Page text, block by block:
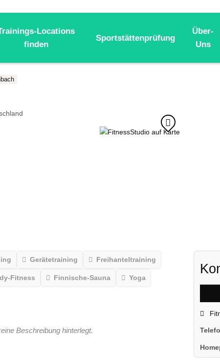
Locations
finden
Sportstättenprüfung
Über-
Uns
Gerätetraining Freihanteltraining
Fitness Finnische-Sauna Yoga
Beschreibung hinterlegt.